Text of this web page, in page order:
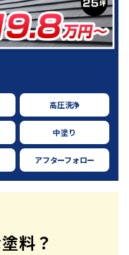
高圧洗浄
中塗り
アフターフォロー
料？